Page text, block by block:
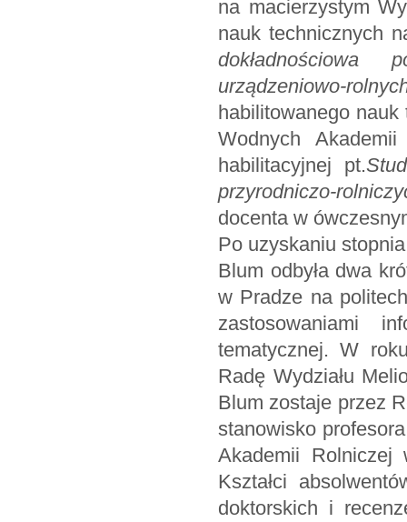
na macierzystym
nauk technicznych
dokładnościowa
urządzeniowo-
habilitowanego nauk
Wodnych
habilitacyjnej pt.
przyrodniczo-
docenta w
Po uzyskaniu
Blum odbyła dwa
w Pradze na
zastosowaniami
tematycznej. W
Radę Wydziału
Blum zostaje przez
stanowisko
Akademii Rolniczej
Kształci
doktorskich i